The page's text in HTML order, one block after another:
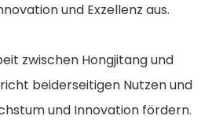
und Exzellenz aus.
zwischen Hongjitang und
beiderseitigen Nutzen und
und Innovation fördern.